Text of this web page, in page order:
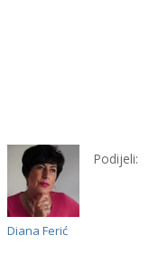
Diana Ferić
Podijeli: